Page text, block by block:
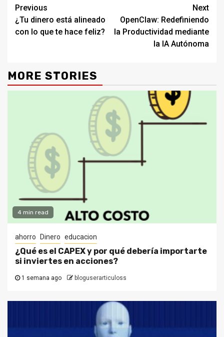
Continue
Reading
Previous
¿Tu dinero está alineado
con lo que te hace feliz?
Next
OpenClaw: Redefiniendo
la Productividad mediante
la IA Autónoma
MORE STORIES
4 min read
ahorro Dinero educacion
¿Qué es el CAPEX y por qué debería importarte
si inviertes en acciones?
1 semana ago bloguserarticuloss